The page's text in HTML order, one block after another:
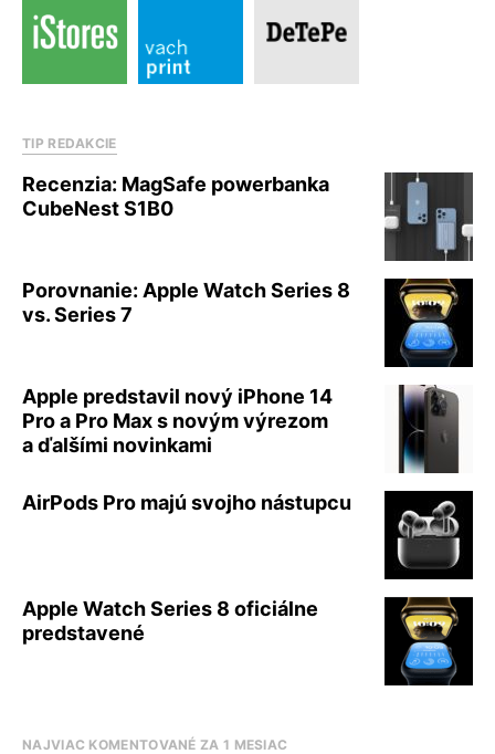
TIP REDAKCIE
Recenzia: MagSafe powerbanka
CubeNest S1B0
Porovnanie: Apple Watch Series 8
vs. Series 7
Apple predstavil nový iPhone 14
Pro a Pro Max s novým výrezom
a ďalšími novinkami
AirPods Pro majú svojho nástupcu
Apple Watch Series 8 oficiálne
predstavené
NAJVIAC KOMENTOVANÉ ZA 1 MESIAC